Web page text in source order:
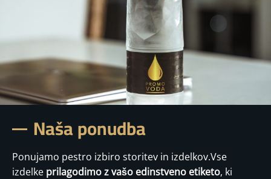
Naša ponudba
Ponujamo pestro izbiro storitev in izdelkov.Vse
izdelke prilagodimo z vašo edinstveno etiketo, ki